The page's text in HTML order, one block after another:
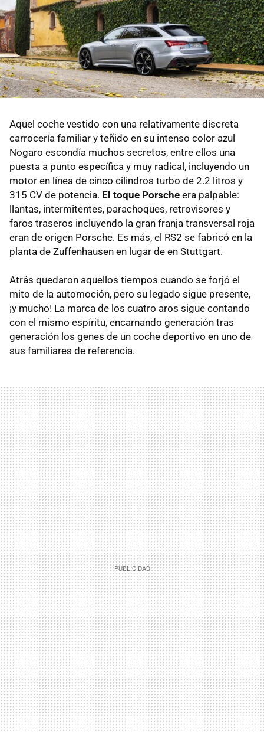
Aquel coche vestido con una relativamente discreta
carrocería familiar y teñido en su intenso color azul
Nogaro escondía muchos secretos, entre ellos una
puesta a punto específica y muy radical, incluyendo un
motor en línea de cinco cilindros turbo de 2.2 litros y
315 CV de potencia. El toque Porsche era palpable:
llantas, intermitentes, parachoques, retrovisores y
faros traseros incluyendo la gran franja transversal roja
eran de origen Porsche. Es más, el RS2 se fabricó en la
planta de Zuffenhausen en lugar de en Stuttgart.
Atrás quedaron aquellos tiempos cuando se forjó el
mito de la automoción, pero su legado sigue presente,
¡y mucho! La marca de los cuatro aros sigue contando
con el mismo espíritu, encarnando generación tras
generación los genes de un coche deportivo en uno de
sus familiares de referencia.